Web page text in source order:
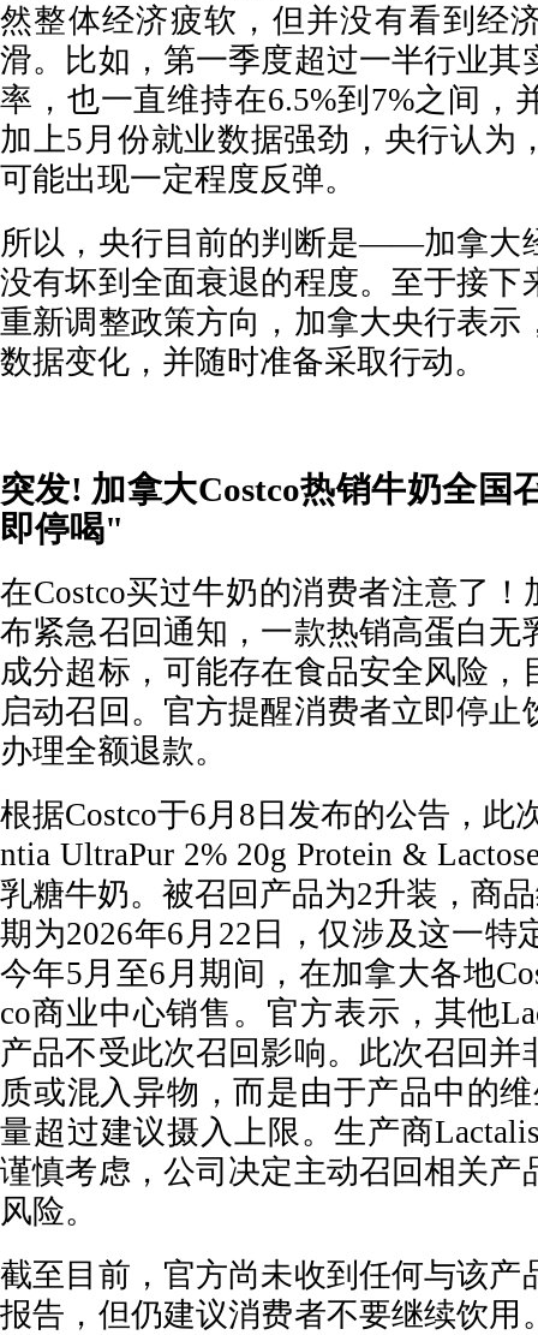
然整体经济疲软，但并没有看到经
滑。比如，第一季度超过一半行业其
率，也一直维持在6.5%到7%之间，
加上5月份就业数据强劲，央行认为
可能出现一定程度反弹。
所以，央行目前的判断是——加拿大
没有坏到全面衰退的程度。至于接下
重新调整政策方向，加拿大央行表示
数据变化，并随时准备采取行动。
突发! 加拿大Costco热销牛奶全国
即停喝"
在Costco买过牛奶的消费者注意了！
布紧急召回通知，一款热销高蛋白无
成分超标，可能存在食品安全风险，
启动召回。官方提醒消费者立即停止
办理全额退款。
根据Costco于6月8日发布的公告，此
ntia UltraPur 2% 20g Protein &
乳糖牛奶。被召回产品为2升装，商
期为2026年6月22日，仅涉及这一特
今年5月至6月期间，在加拿大各地
co商业中心销售。官方表示，其他
产品不受此次召回影响。此次召回并
质或混入异物，而是由于产品中的
量超过建议摄入上限。生产商
谨慎考虑，公司决定主动召回相关产
风险。
截至目前，官方尚未收到任何与该产
报告，但仍建议消费者不要继续饮用